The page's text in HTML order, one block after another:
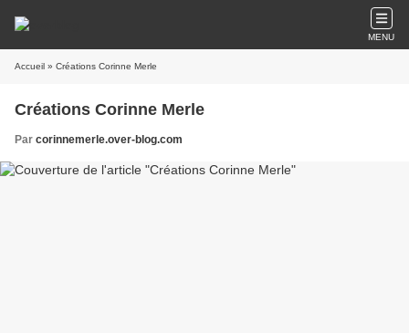
MENU
Accueil » Créations Corinne Merle
Créations Corinne Merle
Par corinnemerle.over-blog.com